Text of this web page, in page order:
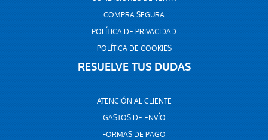
COMPRA SEGURA
POLÍTICA DE PRIVACIDAD
POLÍTICA DE COOKIES
RESUELVE TUS DUDAS
ATENCIÓN AL CLIENTE
GASTOS DE ENVÍO
FORMAS DE PAGO